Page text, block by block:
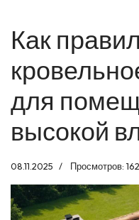
Как
для
высокой
08.11.2025 Просмотров: 162